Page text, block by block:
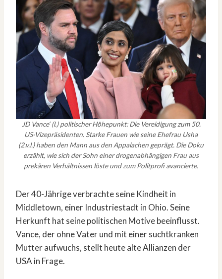
JD Vance‘ (l.) politischer Höhepunkt: Die Vereidigung zum 50.
US-Vizepräsidenten. Starke Frauen wie seine Ehefrau Usha
(2.v.l.) haben den Mann aus den Appalachen geprägt. Die Doku
erzählt, wie sich der Sohn einer drogenabhängigen Frau aus
prekären Verhältnissen löste und zum Politprofi avancierte.
Der 40-Jährige verbrachte seine Kindheit in
Middletown, einer Industriestadt in Ohio. Seine
Herkunft hat seine politischen Motive beeinflusst.
Vance, der ohne Vater und mit einer suchtkranken
Mutter aufwuchs, stellt heute alte Allianzen der
USA in Frage.